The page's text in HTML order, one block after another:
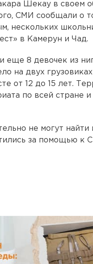
Шекау в своем
СМИ сообщали о
нескольких
в Камерун и Чад.
еще 8 девочек из
на двух
от 12 до 15 лет.
по всей стране
не могут
за помощью к